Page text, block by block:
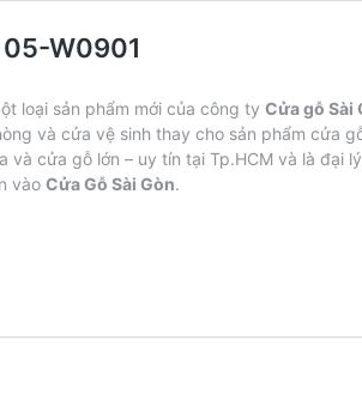
W0901
loại sản phẩm mới của công ty Cửa gỗ Sài
và cửa vệ sinh thay cho sản phẩm cửa
cửa gỗ lớn – uy tín tại Tp.HCM và là
vào Cửa Gỗ Sài Gòn.